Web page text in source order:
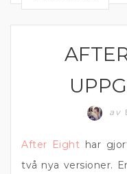
av
After Eight har
två nya versioner.